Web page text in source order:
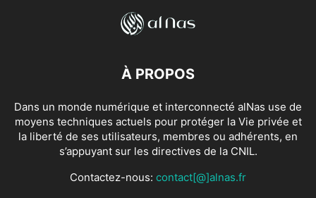
À PROPOS
Dans un monde numérique et interconnecté alNas use de
moyens techniques actuels pour protéger la Vie privée et
la liberté de ses utilisateurs, membres ou adhérents, en
s’appuyant sur les directives de la CNIL.
Contactez-nous: contact[@]alnas.fr